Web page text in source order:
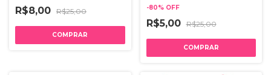
R$8,00 R$25,00 -80% OFF
R$5,00 R$25,00